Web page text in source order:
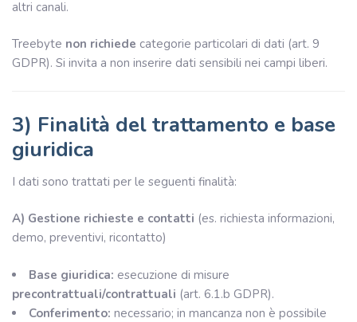
altri canali.
Treebyte non richiede categorie particolari di dati (art. 9
GDPR). Si invita a non inserire dati sensibili nei campi liberi.
3) Finalità del trattamento e base
giuridica
I dati sono trattati per le seguenti finalità:
A) Gestione richieste e contatti (es. richiesta informazioni,
demo, preventivi, ricontatto)
Base giuridica: esecuzione di misure
precontrattuali/contrattuali (art. 6.1.b GDPR).
Conferimento: necessario; in mancanza non è possibile